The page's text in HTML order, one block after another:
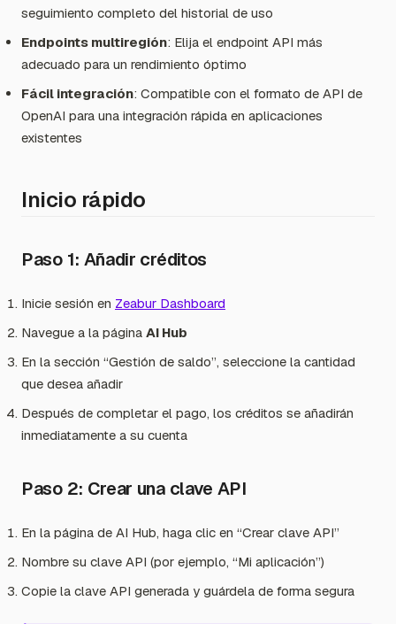
seguimiento completo del historial de uso
Endpoints multiregión: Elija el endpoint API más
adecuado para un rendimiento óptimo
Fácil integración: Compatible con el formato de API de
OpenAI para una integración rápida en aplicaciones
existentes
Inicio rápido
Paso 1: Añadir créditos
Inicie sesión en Zeabur Dashboard
Navegue a la página AI Hub
En la sección “Gestión de saldo”, seleccione la cantidad
que desea añadir
Después de completar el pago, los créditos se añadirán
inmediatamente a su cuenta
Paso 2: Crear una clave API
En la página de AI Hub, haga clic en “Crear clave API”
Nombre su clave API (por ejemplo, “Mi aplicación”)
Copie la clave API generada y guárdela de forma segura